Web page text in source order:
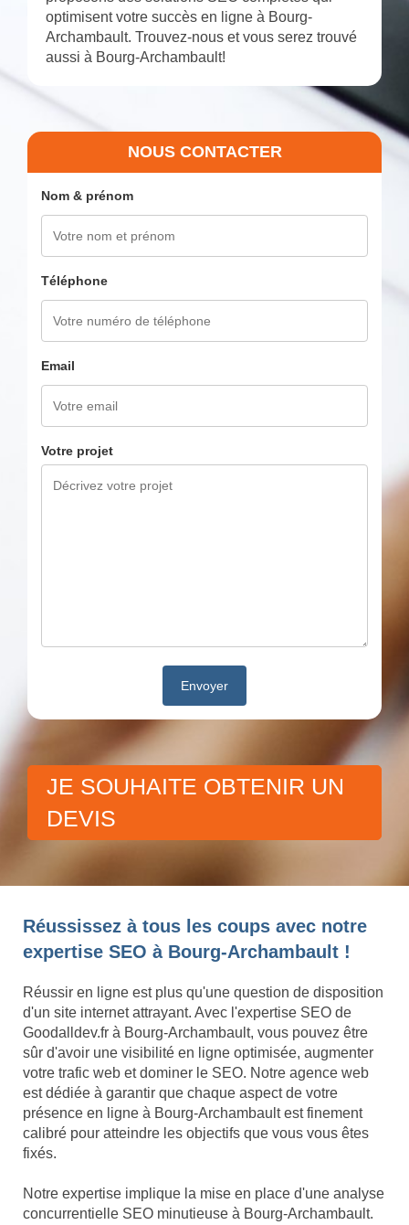
optimisent votre succès en ligne à Bourg-
Archambault. Trouvez-nous et vous serez trouvé
aussi à Bourg-Archambault!
NOUS CONTACTER
Nom & prénom
Téléphone
Email
Votre projet
JE SOUHAITE OBTENIR UN
DEVIS
Réussissez à tous les coups avec notre
expertise SEO à Bourg-Archambault !
Réussir en ligne est plus qu'une question de disposition
d'un site internet attrayant. Avec l'expertise SEO de
Goodalldev.fr à Bourg-Archambault, vous pouvez être
sûr d'avoir une visibilité en ligne optimisée, augmenter
votre trafic web et dominer le SEO. Notre agence web
est dédiée à garantir que chaque aspect de votre
présence en ligne à Bourg-Archambault est finement
calibré pour atteindre les objectifs que vous vous êtes
fixés.
Notre expertise implique la mise en place d'une analyse
concurrentielle SEO minutieuse à Bourg-Archambault.